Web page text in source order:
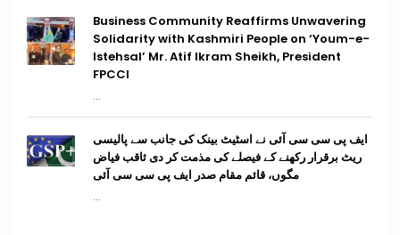
Business Community Reaffirms Unwavering
Solidarity with Kashmiri People on ‘Youm-e-
Istehsal’ Mr. Atif Ikram Sheikh, President
FPCCI
...
ایف پی سی سی آئی نے اسٹیٹ بینک کی جانب سے پالیسی
ریٹ برقرار رکھنے کے فیصلے کی مذمت کر دی ثاقب فیاض
مگوں، قائم مقام صدر ایف پی سی سی آئی
...